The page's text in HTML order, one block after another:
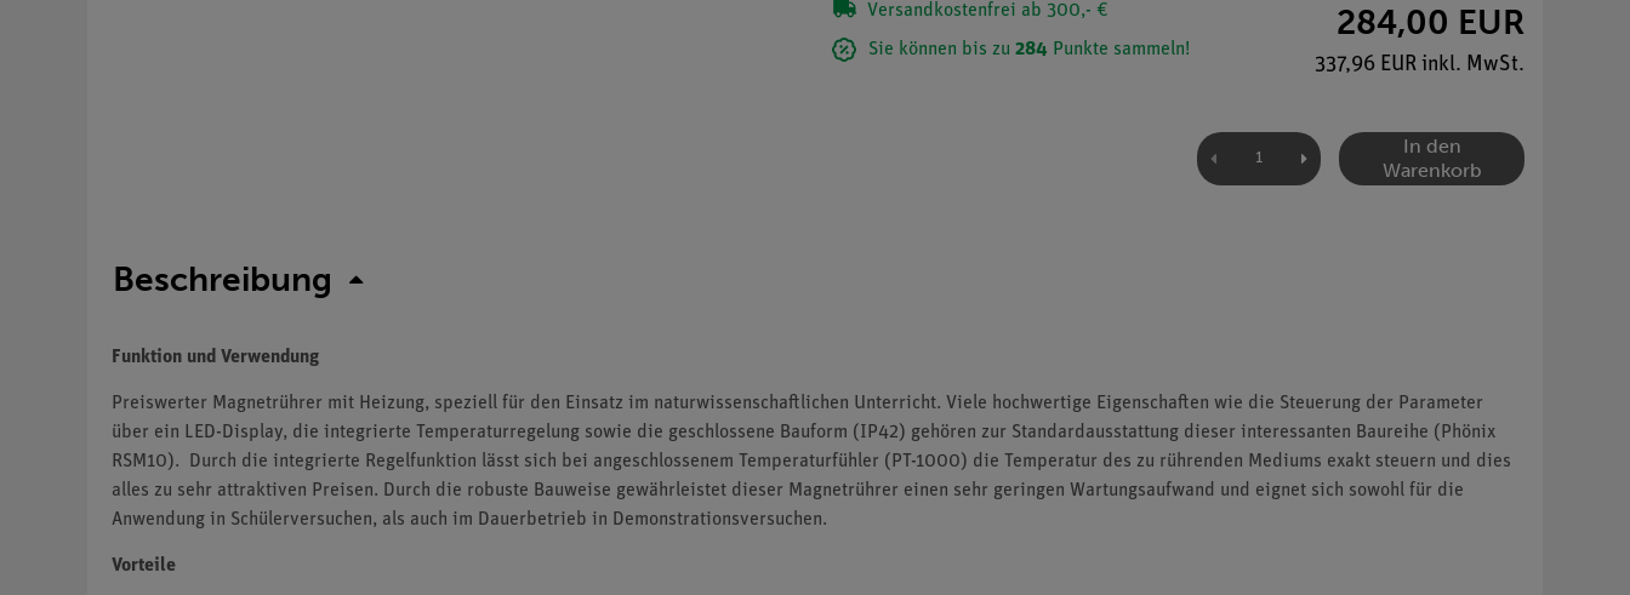
Versandkostenfrei ab 300,- €
Sie können bis zu 284 Punkte sammeln!
284,00 EUR
337,96 EUR inkl. MwSt.
In den
Warenkorb
Beschreibung
Funktion und Verwendung
Preiswerter Magnetrührer mit Heizung, speziell für den Einsatz im naturwissenschaftlichen Unterricht. Viele hochwertige Eigenschaften wie die Steuerung der Parameter
über ein LED-Display, die integrierte Temperaturregelung sowie die geschlossene Bauform (IP42) gehören zur Standardausstattung dieser interessanten Baureihe (Phönix
RSM10). Durch die integrierte Regelfunktion lässt sich bei angeschlossenem Temperaturfühler (PT-1000) die Temperatur des zu rührenden Mediums exakt steuern und dies
alles zu sehr attraktiven Preisen. Durch die robuste Bauweise gewährleistet dieser Magnetrührer einen sehr geringen Wartungsaufwand und eignet sich sowohl für die
Anwendung in Schülerversuchen, als auch im Dauerbetrieb in Demonstrationsversuchen.
Vorteile